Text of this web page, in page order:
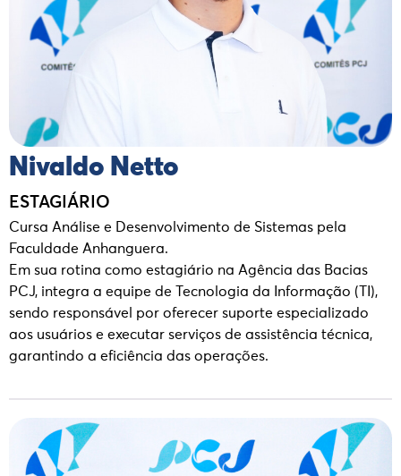
Nivaldo Netto
ESTAGIÁRIO
Cursa Análise e Desenvolvimento de Sistemas pela
Faculdade Anhanguera.
Em sua rotina como estagiário na Agência das Bacias
PCJ, integra a equipe de Tecnologia da Informação (TI),
sendo responsável por oferecer suporte especializado
aos usuários e executar serviços de assistência técnica,
garantindo a eficiência das operações.